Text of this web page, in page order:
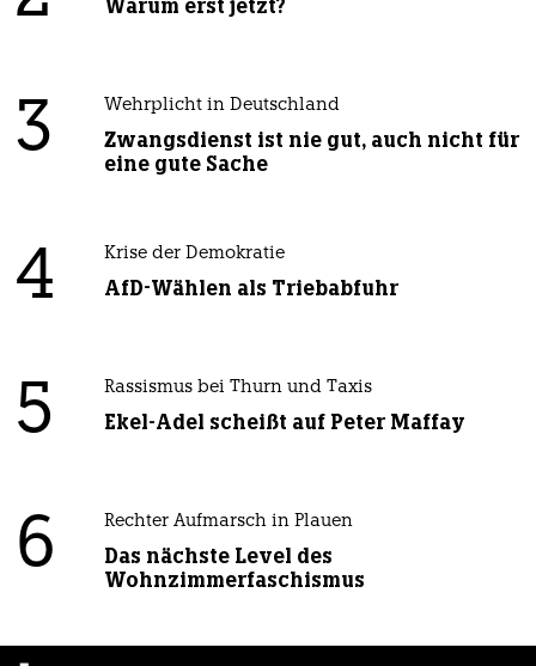
Warum erst jetzt?
3 Wehrplicht in Deutschland
Zwangsdienst ist nie gut, auch nicht für
eine gute Sache
4 Krise der Demokratie
AfD-Wählen als Triebabfuhr
5 Rassismus bei Thurn und Taxis
Ekel-Adel scheißt auf Peter Maffay
6 Rechter Aufmarsch in Plauen
Das nächste Level des
Wohnzimmerfaschismus